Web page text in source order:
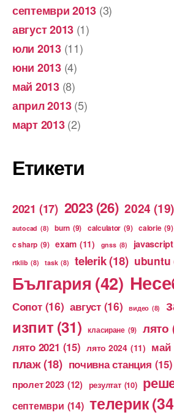
септември 2013 (3)
август 2013 (1)
юли 2013(11)
юни 2013(4)
май 2013(8)
април 2013(5)
март 2013(2)
Етикети
2021 (17) 2023 (26) 2024 (19)
autocad (8) burn (9) calculator (9) calorie (9)
c sharp (9) exam (11) gnss (8) javascript
rtklib (8) task (8) telerik(18) ubuntu
България (42)
Сопот (16) август (16) видео (8)
изпит (31) класиране (9) лято
лято 2021 (15) лято 2024 (11) май
плаж(18) почивна станция (15)
пролет 2023 (12) резултат (10)
септември (14) телерик